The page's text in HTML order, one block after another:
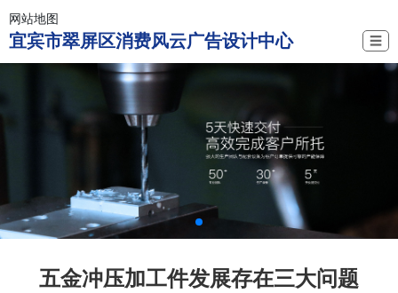
网站地图
宜宾市翠屏区消费风云广告设计中心 ☰
五金冲压加工件发展存在三大问题